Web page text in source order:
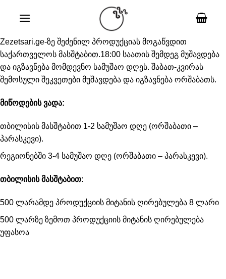
Zezetsari.ge-ზე შეძენილ პროდუქციას მოგაწვდით
საქართველოს მასშტაბით.18:00 საათის შემდეგ მუშავდება
და იგზავნება მომდევნო სამუშაო დღეს. შაბათ-კვირას
შემოსული შეკვეთები მუშავდება და იგზავნება ორშაბათს.
მიწოდების ვადა:
თბილისის მასშტაბით 1-2 სამუშაო დღე (ორშაბათი –
პარასკევი).
რეგიონებში 3-4 სამუშაო დღე (ორშაბათი – პარასკევი).
თბილისის მასშტაბით:
500 ლარამდე პროდუქციის მიტანის ღირებულება 8 ლარი
500 ლარზე ზემოთ პროდუქციის მიტანის ღირებულება
უფასოა